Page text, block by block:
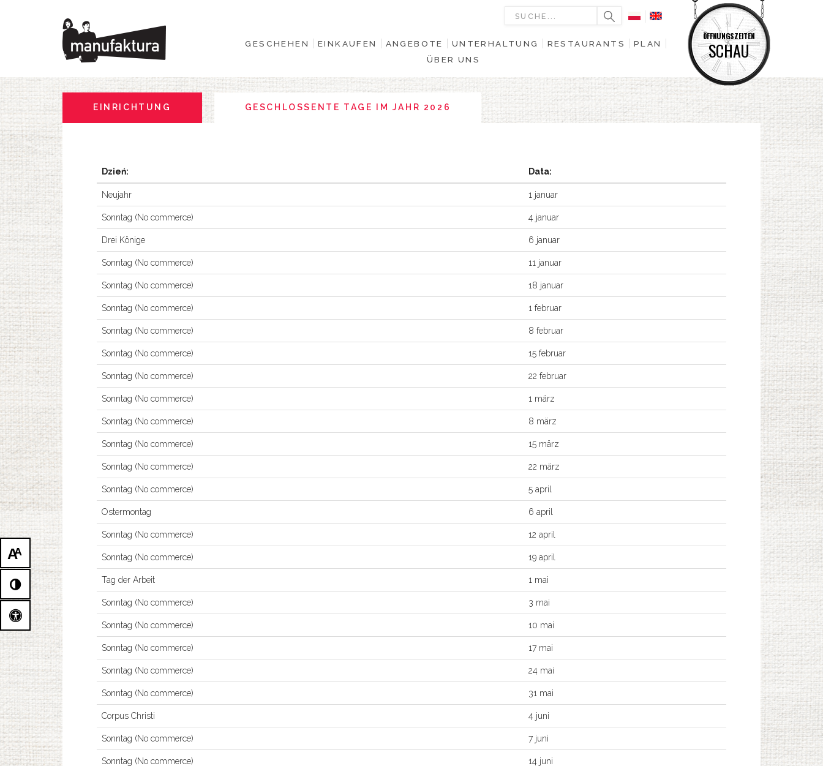
AA
ÖFFNUNGSZEITEN
SCHAU
GESCHEHEN EINKAUFEN ANGEBOTE UNTERHALTUNG RESTAURANTS
PLAN
ÜBER UNS
GESCHEHEN
EINKAUFEN
ANGEBOTE
UNTERHALTUNG
RESTAURANTS
PLAN
ÜBER UNS
EINRICHTUNG GESCHLOSSENTE TAGE IM JAHR 2026
Dzień: Data:
Neujahr 1 januar
Sonntag (No commerce) 4 januar
Drei Könige 6 januar
Sonntag (No commerce) 11 januar
Sonntag (No commerce) 18 januar
Sonntag (No commerce) 1 februar
Sonntag (No commerce) 8 februar
Sonntag (No commerce) 15 februar
Sonntag (No commerce) 22 februar
Sonntag (No commerce) 1 märz
Sonntag (No commerce) 8 märz
Sonntag (No commerce) 15 märz
Sonntag (No commerce) 22 märz
Sonntag (No commerce) 5 april
Ostermontag 6 april
Sonntag (No commerce) 12 april
Sonntag (No commerce) 19 april
Tag der Arbeit 1 mai
Sonntag (No commerce) 3 mai
Sonntag (No commerce) 10 mai
Sonntag (No commerce) 17 mai
Sonntag (No commerce) 24 mai
Sonntag (No commerce) 31 mai
Corpus Christi 4 juni
Sonntag (No commerce) 7 juni
Sonntag (No commerce) 14 juni